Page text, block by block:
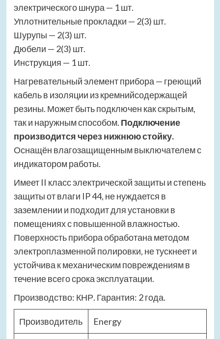
электрического шнура — 1 шт.
Уплотнительные прокладки — 2(3) шт.
Шурупы — 2(3) шт.
Дюбели — 2(3) шт.
Инструкция — 1 шт.
Нагревательный элемент прибора — греющий
кабель в изоляции из кремнийсодержащей
резины. Может быть подключен как скрытым,
так и наружным способом. Подключение
производится через нижнюю стойку.
Оснащён влагозащищенным выключателем с
индикатором работы.
Имеет II класс электрической защиты и степень
защиты от влаги IP 44, не нуждается в
заземлении и подходит для установки в
помещениях с повышенной влажностью.
Поверхность прибора обработана методом
электроплазменной полировки, не тускнеет и
устойчива к механическим повреждениям в
течение всего срока эксплуатации.
Производство: КНР. Гарантия: 2 года.
Производитель Energy